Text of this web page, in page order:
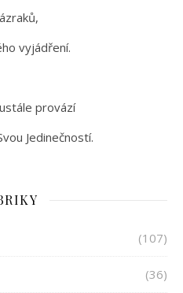
vyjádření.
provází
Jedinečností.
(107)
(36)